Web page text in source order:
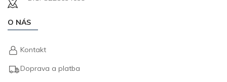
O NÁS
Kontakt
Doprava a platba